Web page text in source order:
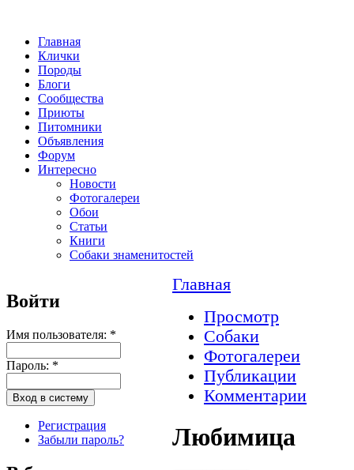
Главная
Клички
Породы
Блоги
Сообщества
Приюты
Питомники
Объявления
Форум
Интересно
Новости
Фотогалереи
Обои
Статьи
Книги
Собаки знаменитостей
Войти
Имя пользователя: *
Пароль: *
Регистрация
Забыли пароль?
Главная
Просмотр
Собаки
Фотогалереи
Публикации
Комментарии
Любимица